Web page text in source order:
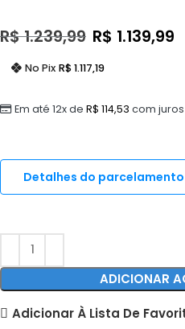
R$1.239,99 R$ 1.139,99
Em até 12x de R$ 114,53 com juros
No Pix R$1.117,19
Detalhes do parcelamento
ADICIONAR
Adicionar À Lista De